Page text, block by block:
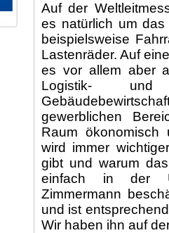
Auf der
es natürlich um
beispielsweise
Lastenräder. Auf
es vor allem aber
Logistik-
gewerblichen
Raum ökonomisch
wird immer
gibt und warum
einfach in der
Zimmermann
und ist
Wir haben ihn auf